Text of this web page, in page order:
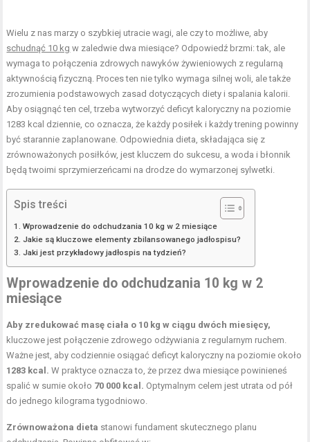
Wielu z nas marzy o szybkiej utracie wagi, ale czy to możliwe, aby
schudnąć 10 kg w zaledwie dwa miesiące? Odpowiedź brzmi: tak, ale
wymaga to połączenia zdrowych nawyków żywieniowych z regularną
aktywnością fizyczną. Proces ten nie tylko wymaga silnej woli, ale także
zrozumienia podstawowych zasad dotyczących diety i spalania kalorii.
Aby osiągnąć ten cel, trzeba wytworzyć deficyt kaloryczny na poziomie
1283 kcal dziennie, co oznacza, że każdy posiłek i każdy trening powinny
być starannie zaplanowane. Odpowiednia dieta, składająca się z
zrównoważonych posiłków, jest kluczem do sukcesu, a woda i błonnik
będą twoimi sprzymierzeńcami na drodze do wymarzonej sylwetki.
Spis treści
Wprowadzenie do odchudzania 10 kg w 2 miesiące
Jakie są kluczowe elementy zbilansowanego jadłospisu?
Jaki jest przykładowy jadłospis na tydzień?
Wprowadzenie do odchudzania 10 kg w 2
miesiące
Aby zredukować masę ciała o 10 kg w ciągu dwóch miesięcy,
kluczowe jest połączenie zdrowego odżywiania z regularnym ruchem.
Ważne jest, aby codziennie osiągać deficyt kaloryczny na poziomie około
1283 kcal. W praktyce oznacza to, że przez dwa miesiące powinieneś
spalić w sumie około 70 000 kcal. Optymalnym celem jest utrata od pół
do jednego kilograma tygodniowo.
Zrównoważona dieta stanowi fundament skutecznego planu